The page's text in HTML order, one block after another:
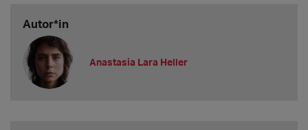
Autor*in
Anastasia Lara Heller